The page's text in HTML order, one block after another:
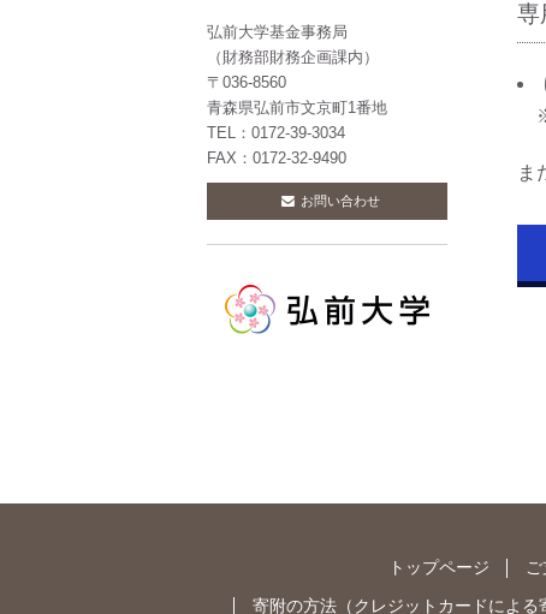
専
ま
弘前大学基金事務局
（財務部財務企画課内）
〒036-8560
青森県弘前市文京町1番地
TEL：0172-39-3034
FAX：0172-32-9490
お問い合わせ
トップページ
寄附の方法 （ クレジットカードによる